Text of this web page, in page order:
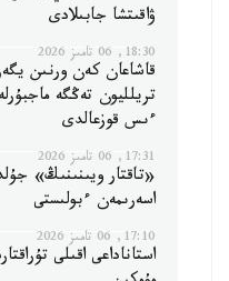
ۋاقىتشا جابىلادى
18:30, 06 تامىز 2026
تريلليون تەڭگە
ءىس قوزعالدى
17:31, 06 تامىز 2026
«تاقتار ويىنىنىڭ»
اسەرىمەن ءبولىستى
17:10, 06 تامىز 2026
استاناداعى اقىلى